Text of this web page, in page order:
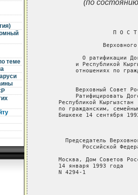
теме
(по
П О С
О ратификации
и Республикой
отношениях по
Верховный Совет
Ратифицировать
Республикой Кыргызстан
по гражданским,
Бишкеке 14 сентября
Председатель
Российской
Москва, Дом Советов
     14 января 1993 года
     N 4294-1